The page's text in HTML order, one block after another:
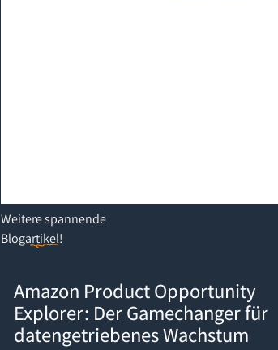
Weiterespannende
Blogartikel!
Amazon Product Opportunity
Explorer: Der Gamechanger für
datengetriebenes Wachstum